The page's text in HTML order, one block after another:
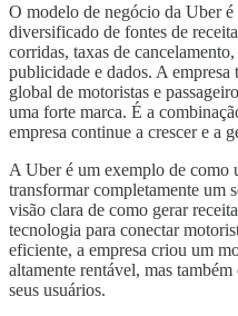
O modelo de negócio da Uber
diversificado de fontes de
corridas, taxas de
publicidade e dados. A empresa
global de motoristas e
uma forte marca. É a
empresa continue a crescer e a
A Uber é um exemplo de como
transformar completamente um
visão clara de como gerar
tecnologia para conectar
eficiente, a empresa criou um
altamente rentável, mas
seus usuários.